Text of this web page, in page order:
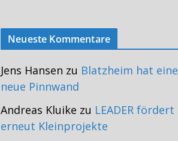
Neueste Kommentare
Jens Hansen zu Blatzheim hat eine
neue Pinnwand
Andreas Kluike zu LEADER fördert
erneut Kleinprojekte